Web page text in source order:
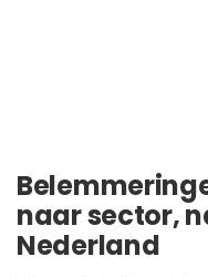
naar sector,
Nederland